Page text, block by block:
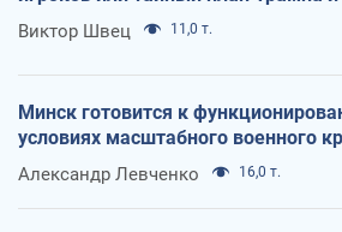
Виктор Швец 11,0 т.
Минск готовится к
условиях масштабного военного
Александр Левченко 16,0 т.